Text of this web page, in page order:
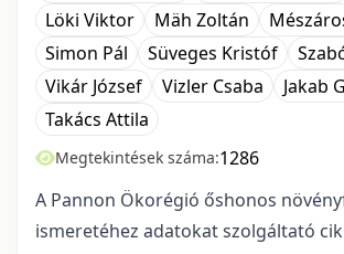
Löki Viktor
Mäh Zoltán
Simon Pál
Süveges Kristóf
Vikár József
Vizler Csaba
Jakab
Takács Attila
Megtekintések száma:1286
A Pannon Ökorégió őshonos
ismeretéhez adatokat szolgáltató